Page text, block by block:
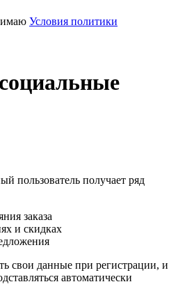
Условия политики
пользователь получает ряд
заказа
и скидках
свои данные при регистрации, и
автоматически